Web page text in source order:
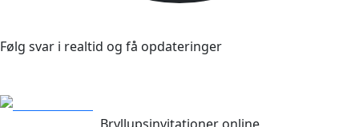
Følg svar i realtid og få opdateringer